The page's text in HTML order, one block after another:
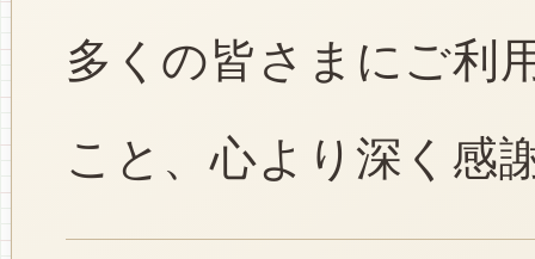
多くの皆さまにご利
こと、心より深く感